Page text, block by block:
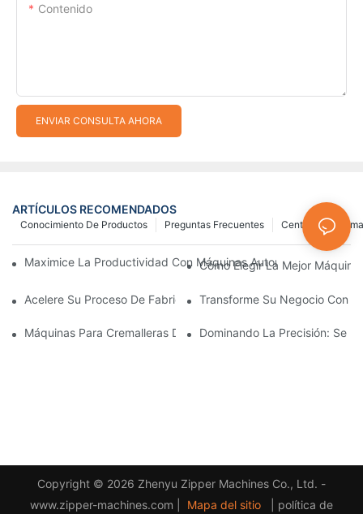
Contenido
ENVIAR CONSULTA AHORA
ARTÍCULOS RECOMENDADOS
Centro De
Preguntas Frecuentes
Conocimiento De Productos
Maximice La Productividad Con Máquinas Automáticas Para
Cómo Elegir La Mejor
Acelere Su Proceso De Fabricación De Cremalleras Con
Transforme Su Negocio Con
Máquinas Para Cremalleras De Plástico: Una Guía Completa
Dominando La Precisión: Se
Copyright © 2026 Zhenyu Zipper Machines Co., Ltd. -
www.zipper-machines.com |
Mapa del sitio política de